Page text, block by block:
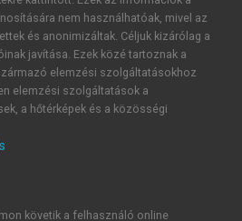
nem használhatóak, mivel az
és anonimizáltak. Céljuk kizárólag a
javítása. Ezek közé tartoznak a
elemzési szolgáltatásokhoz
elemzési szolgáltatások a
a hőtérképek és a közösségi
követik a felhasználó online